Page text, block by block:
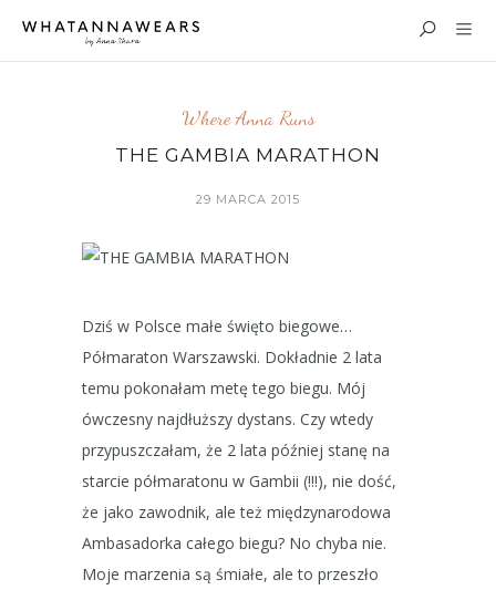
Where Anna Runs
THE GAMBIA MARATHON
29 MARCA 2015
Dziś w Polsce małe święto biegowe…
Półmaraton Warszawski. Dokładnie 2 lata
temu pokonałam metę tego biegu. Mój
ówczesny najdłuższy dystans. Czy wtedy
przypuszczałam, że 2 lata później stanę na
starcie półmaratonu w Gambii (!!!), nie dość,
że jako zawodnik, ale też międzynarodowa
Ambasadorka całego biegu? No chyba nie.
Moje marzenia są śmiałe, ale to przeszło